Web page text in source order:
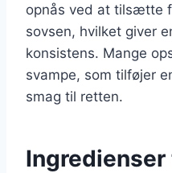
opnås ved at tilsætte
sovsen, hvilket giver
konsistens. Mange
svampe, som tilføjer
smag til retten.